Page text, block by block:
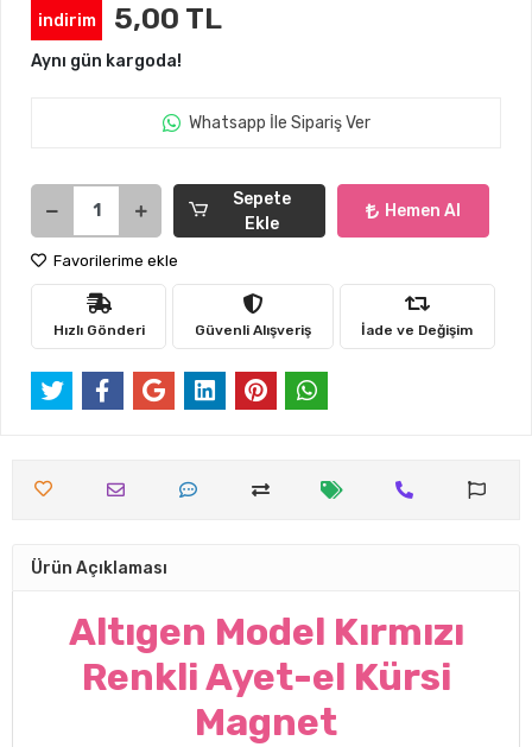
indirim 5,00 TL
Aynı gün kargoda!
Whatsapp İle Sipariş Ver
Sepete
Ekle
Hemen Al
Favorilerime ekle
Hızlı Gönderi Güvenli Alışveriş İade ve Değişim
Ürün Açıklaması
Altıgen Model Kırmızı
Renkli Ayet-el Kürsi
Magnet